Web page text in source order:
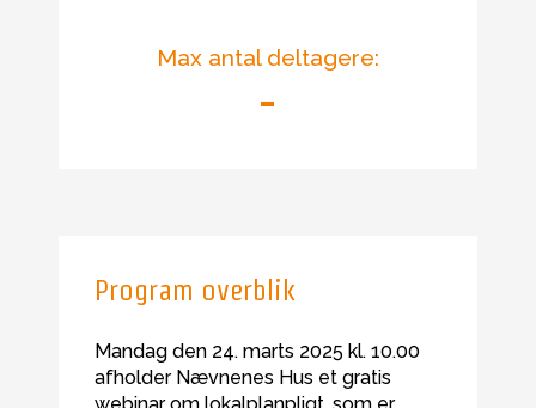
Max antal deltagere:
-
Program overblik
Mandag den 24. marts 2025 kl. 10.00
afholder Nævnenes Hus et gratis